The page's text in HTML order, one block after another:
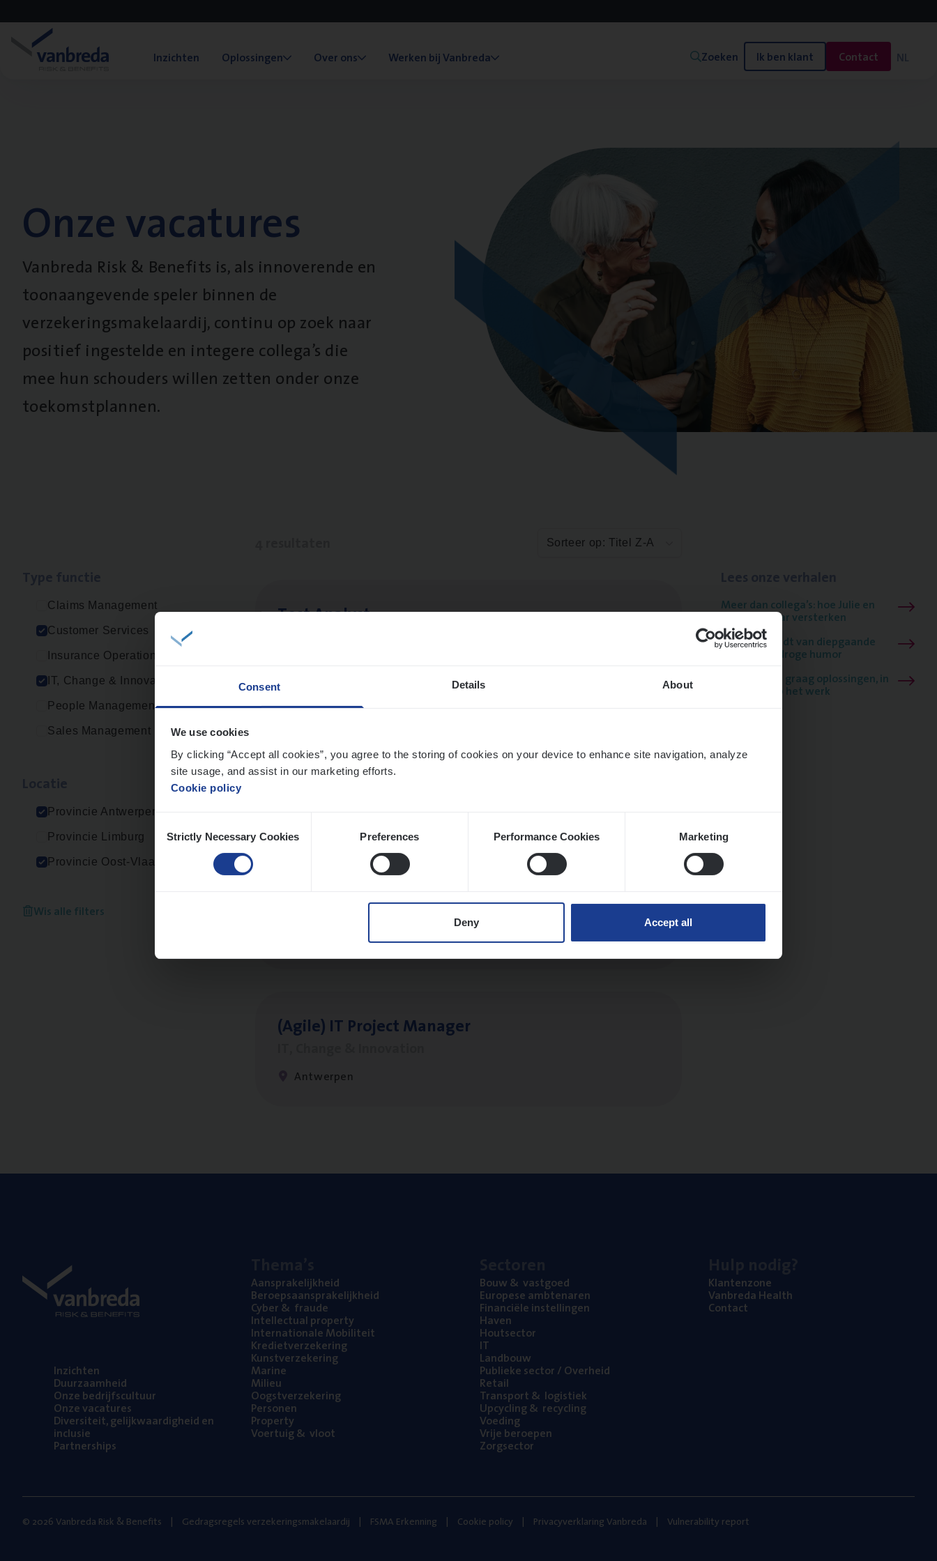
Consent Details About
We use cookies
By clicking “Accept all cookies”, you agree to the storing of cookies on your device to enhance site navigation, analyze
site usage, and assist in our marketing efforts.
Cookie policy
Selection
Strictly Necessary Cookies Preferences Performance Cookies Marketing
Deny Accept all
Inzichten Oplossingen Over ons Werken bij Vanbreda Zoeken Ik ben klant Contact NL
Onze vacatures
Vanbreda Risk & Benefits is, als innoverende en
toonaangevende speler binnen de
verzekeringsmakelaardij, continu op zoek naar
positief ingestelde en integere collega’s die
mee hun schouders willen zetten onder onze
toekomstplannen.
Claims Management
Customer Services
Insurance Operations
IT, Change & Innovation
People Management
Sales Management
Provincie Antwerpen
Provincie Limburg
Provincie Oost-Vlaanderen
Wis alle filters
Sorteer op: Titel Z-A
Test Ana­lyst
ITBusi­ness Analyst
IT, Change & Innovation
Customer Services
(Agi­le) IT Pro­ject Manager
Antwerpen
Meer dan collega’s: hoe Julie en
Aurélie elkaar versterken
Mathias houdt van diepgaande
dossiers én droge humor
Thalia zoekt graag oplossingen, in
games én op het werk
Inzich­ten
Duur­zaam­heid
Onze bedrijfs­cul­tuur
Onze vaca­tu­res
Diver­si­teit, gelijk­waar­dig­heid en
inclusie
Part­ner­ships
Aan­spra­ke­lijk­heid
Beroeps­aan­spra­ke­lijk­heid
Cyber& fraude
Intel­lec­tu­al property
Inter­na­ti­o­na­le Mobiliteit
Kre­diet­ver­ze­ke­ring
Kunst­ver­ze­ke­ring
Mari­ne
Mili­eu
Oogst­ver­ze­ke­ring
Per­so­nen
Pro­per­ty
Voer­tuig& vloot
Bouw& vastgoed
Euro­pe­se ambtenaren
Finan­ci­ë­le instellingen
Haven
Hout­sec­tor
IT
Land­bouw
Publie­ke sec­tor / Overheid
Retail
Trans­port& logistiek
Upcy­cling& recycling
Voe­ding
Vrije beroe­pen
Zorg­sec­tor
Klan­ten­zo­ne
Van­b­re­da Health
Con­tact
© 2026 Vanbreda Risk & Benefits Gedragsregels verzekeringsmakelaardij FSMA Erkenning Cookie policy Privacyverklaring Vanbreda Vulnerability report